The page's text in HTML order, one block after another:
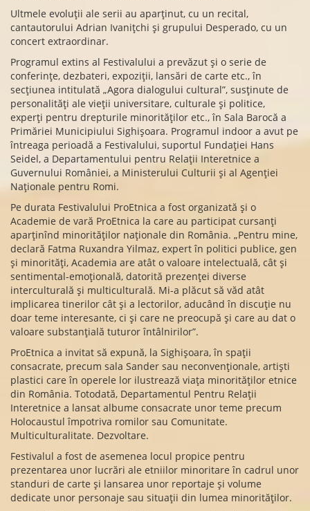
Ultmele evoluții ale serii au aparținut, cu un recital,
cantautorului Adrian Ivanițchi și grupului Desperado, cu un
concert extraordinar.
Programul extins al Festivalului a prevăzut și o serie de
conferințe, dezbateri, expoziții, lansări de carte etc., în
secțiunea intitulată „Agora dialogului cultural”, susținute de
personalități ale vieții universitare, culturale și politice,
experți pentru drepturile minorităților etc., în Sala Barocă a
Primăriei Municipiului Sighișoara. Programul indoor a avut pe
întreaga perioadă a Festivalului, suportul Fundației Hans
Seidel, a Departamentului pentru Relații Interetnice a
Guvernului României, a Ministerului Culturii și al Agenției
Naționale pentru Romi.
Pe durata Festivalului ProEtnica a fost organizată și o
Academie de vară ProEtnica la care au participat cursanți
aparținînd minorităților naționale din România. „Pentru mine,
declară Fatma Ruxandra Yilmaz, expert în politici publice, gen
și minorități, Academia are atât o valoare intelectuală, cât și
sentimental-emoțională, datorită prezenței diverse
interculturală și multiculturală. Mi-a plăcut să văd atât
implicarea tinerilor cât și a lectorilor, aducând în discuție nu
doar teme interesante, ci și care ne preocupă și care au dat o
valoare substanțială tuturor întâlnirilor”.
ProEtnica a invitat să expună, la Sighișoara, în spații
consacrate, precum sala Sander sau neconvenționale, artiști
plastici care în operele lor ilustrează viața minorităților etnice
din România. Totodată, Departamentul Pentru Relații
Interetnice a lansat albume consacrate unor teme precum
Holocaustul împotriva romilor sau Comunitate.
Multiculturalitate. Dezvoltare.
Festivalul a fost de asemenea locul propice pentru
prezentarea unor lucrări ale etniilor minoritare în cadrul unor
standuri de carte și lansarea unor reportaje și volume
dedicate unor personaje sau situații din lumea minorităților.